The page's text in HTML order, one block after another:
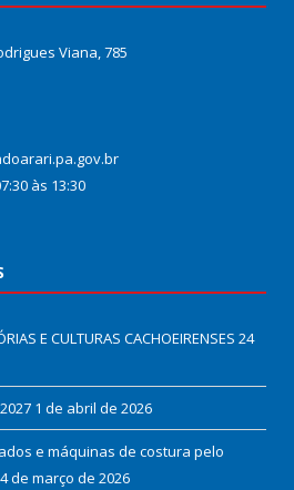
Viana, 785
às 13:30
E CULTURAS CACHOEIRENSES 24
1 de abril de 2026
e máquinas de costura pelo
4 de março de 2026